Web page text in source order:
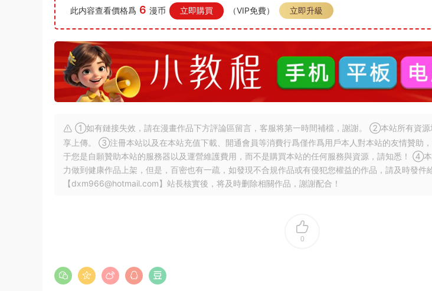
此内容查看價格爲 6 漫币 立即購買 （VIP免費） 立即升級
①如有鏈接失效，請在漫畫作品下方評論區留言，客服将第一時間補檔，謝謝。 ②本站所有資源
享上傳。 ③注冊本站以及在本站充值下載、開通會員等消費行爲僅作爲用戶本人對本站的友情贊助
于您是自願贊助本站的服務器以及運營維護費用，而不是購買本站的任何服務與資源，請知悉！ ④
力做到健康作品上架，但是，百密也有一疏，如發現不合規作品或有侵犯您權益的作品，請及時發件
【dxm966@hotmail.com】站長核實後，将及時删除相關作品，謝謝配合！
0